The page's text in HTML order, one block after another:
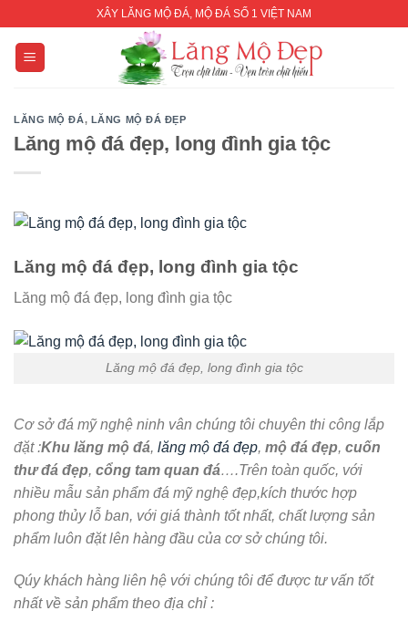
content
XÂY LĂNG MỘ ĐÁ, MỘ ĐÁ SỐ 1 VIỆT NAM
LĂNG MỘ ĐÁ, LĂNG MỘ ĐÁ ĐẸP
Lăng mộ đá đẹp, long đình gia tộc
Lăng mộ đá đẹp, long đình gia tộc
Lăng mộ đá đẹp, long đình gia tộc
Lăng mộ đá đẹp, long đình gia tộc
Cơ sở đá mỹ nghệ ninh vân chúng tôi chuyên thi công lắp
đặt :Khu lăng mộ đá, lăng mộ đá đẹp, mộ đá đẹp, cuốn
thư đá đẹp, cổng tam quan đá….Trên toàn quốc, với
nhiều mẫu sản phẩm đá mỹ nghệ đẹp,kích thước hợp
phong thủy lỗ ban, với giá thành tốt nhất, chất lượng sản
phẩm luôn đặt lên hàng đầu của cơ sở chúng tôi.
Qúy khách hàng liên hệ với chúng tôi để được tư vấn tốt
nhất về sản phẩm theo địa chỉ :